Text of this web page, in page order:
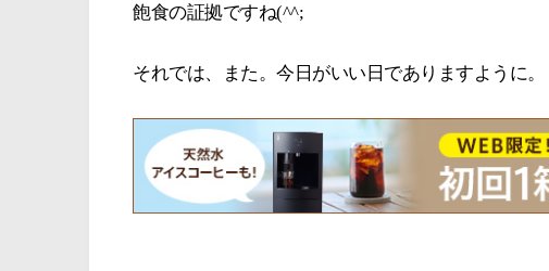
飽食の証拠ですね(^^;
それでは、また。今日がいい日でありますように。